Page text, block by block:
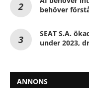
behöver
SEAT S.A.
under 2023,
ANNONS